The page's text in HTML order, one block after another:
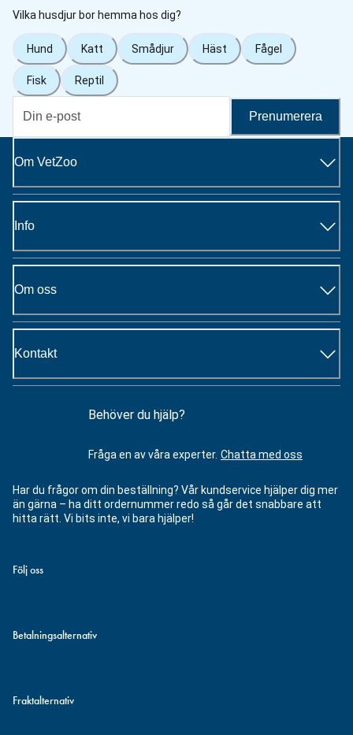
Vilka husdjur bor hemma hos dig?
Hund Katt Smådjur Häst Fågel
Fisk Reptil
Prenumerera
Om VetZoo
Info
Om oss
Kontakt
Behöver du hjälp?
Fråga en av våra experter. Chatta med oss
Har du frågor om din beställning? Vår kundservice hjälper dig mer
än gärna – ha ditt ordernummer redo så går det snabbare att
hitta rätt. Vi bits inte, vi bara hjälper!
Följ oss
Betalningsalternativ
Fraktalternativ